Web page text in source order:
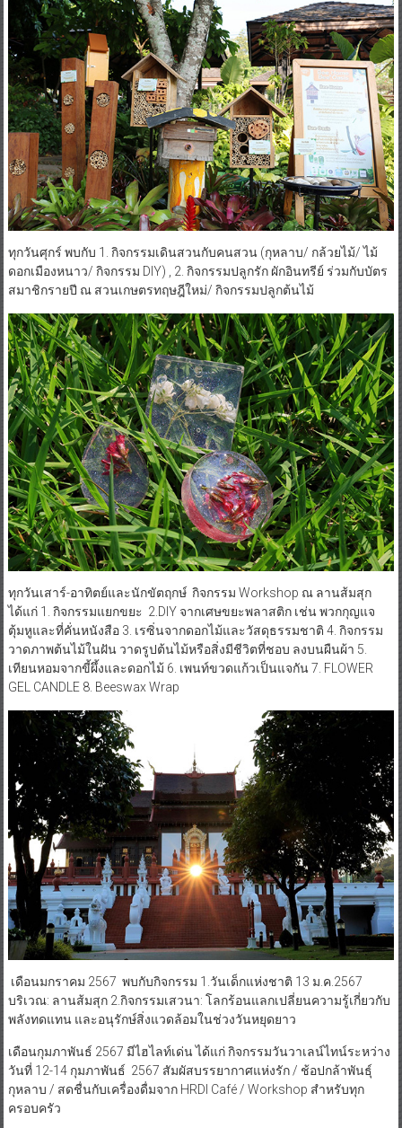
ทุกวันศุกร์ พบกับ 1. กิจกรรมเดินสวนกับคนสวน (กุหลาบ/ กล้วยไม้/ ไม้
ดอกเมืองหนาว/ กิจกรรม DIY) , 2. กิจกรรมปลูกรัก ผักอินทรีย์ ร่วมกับบัตร
สมาชิกรายปี ณ สวนเกษตรทฤษฎีใหม่/ กิจกรรมปลูกต้นไม้
ทุกวันเสาร์-อาทิตย์และนักขัตฤกษ์ กิจกรรม Workshop ณ ลานส้มสุก
ได้แก่ 1. กิจกรรมแยกขยะ 2.DIY จากเศษขยะพลาสติก เช่น พวกกุญแจ
ตุ้มหูและที่คั่นหนังสือ 3. เรซิ่นจากดอกไม้และวัสดุธรรมชาติ 4. กิจกรรม
วาดภาพต้นไม้ในฝัน วาดรูปต้นไม้หรือสิ่งมีชีวิตที่ชอบ ลงบนผืนผ้า 5.
เทียนหอมจากขี้ผึ้งและดอกไม้ 6. เพนท์ขวดแก้วเป็นแจกัน 7. FLOWER
GEL CANDLE 8. Beeswax Wrap
เดือนมกราคม 2567 พบกับกิจกรรม 1.วันเด็กแห่งชาติ 13 ม.ค.2567
บริเวณ: ลานส้มสุก 2.กิจกรรมเสวนา: โลกร้อนแลกเปลี่ยนความรู้เกี่ยวกับ
พลังทดแทน และอนุรักษ์สิ่งแวดล้อมในช่วงวันหยุดยาว
เดือนกุมภาพันธ์ 2567 มีไฮไลท์เด่น ได้แก่ กิจกรรมวันวาเลน์ไทน์ระหว่าง
วันที่ 12-14 กุมภาพันธ์ 2567 สัมผัสบรรยากาศแห่งรัก / ช้อปกล้าพันธุ์
กุหลาบ / สดชื่นกับเครื่องดื่มจาก HRDI Café / Workshop สำหรับทุก
ครอบครัว